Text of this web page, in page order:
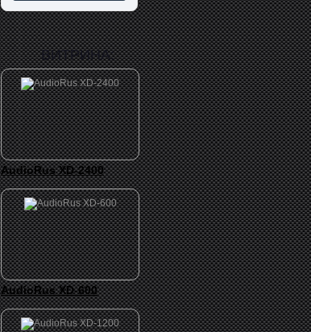
ВИТРИНА:
AudioRus XD-2400
AudioRus XD-600